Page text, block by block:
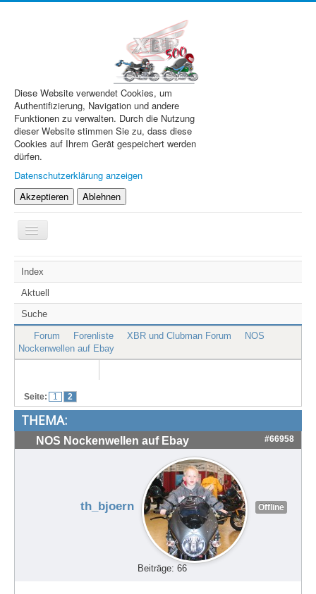
Diese Website verwendet Cookies, um
Authentifizierung, Navigation und andere
Funktionen zu verwalten. Durch die Nutzung
dieser Website stimmen Sie zu, dass diese
Cookies auf Ihrem Gerät gespeichert werden
dürfen.
Datenschutzerklärung anzeigen
Akzeptieren
Ablehnen
Navigation
an/aus
XBR.de
Technik
Forum
Treffen & Touren
Cafe-Ecke
Index
Aktuell
Suche
Forum Forenliste XBR und Clubman Forum
NOS
Nockenwellen auf Ebay
Seite: 1 2
THEMA:
NOS Nockenwellen auf Ebay #66958
th_bjoern Offline
Beiträge: 66